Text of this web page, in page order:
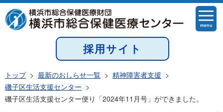
menu
採用サイト
トップ> 最新のおしらせ一覧 > 精神障害者支援 >
磯子区生活支援センター >
磯子区生活支援センター便り「2024年11月号」ができました。